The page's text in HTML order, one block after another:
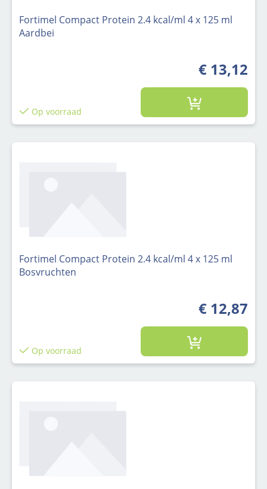
Fortimel Compact Protein 2.4 kcal/ml 4 x 125 ml
Aardbei
€ 13,12
Op voorraad
Fortimel Compact Protein 2.4 kcal/ml 4 x 125 ml
Bosvruchten
€ 12,87
Op voorraad